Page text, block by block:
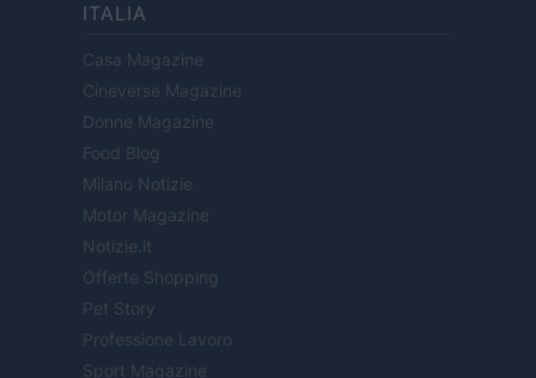
ITALIA
Casa Magazine
Cineverse Magazine
Donne Magazine
Food Blog
Milano Notizie
Motor Magazine
Notizie.it
Offerte Shopping
Pet Story
Professione Lavoro
Sport Magazine